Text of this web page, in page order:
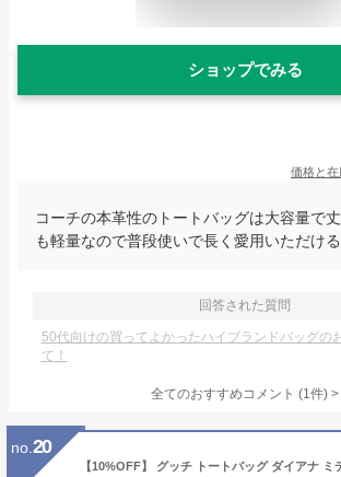
ショップでみる
価格と在
コーチの本革性のトートバッグは大容量で
も軽量なので普段使いで長く愛用いただける
回答された質問
50代向けの買ってよかったハイブランドバッグの
て！
全てのおすすめコメント (1件) >
no. 20